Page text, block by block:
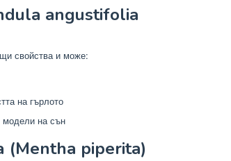
angustifolia
свойства и може:
на гърлото
модели на сън
(Mentha piperita)